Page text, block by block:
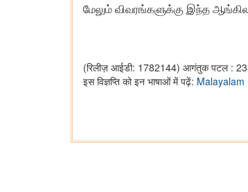
மேலும் விவரங்களுக்கு இந்த
(रिलीज़ आईडी: 1782144) आगंतुक पटल :
इस विज्ञप्ति को इन भाषाओं में पढ़ें: Malayalam